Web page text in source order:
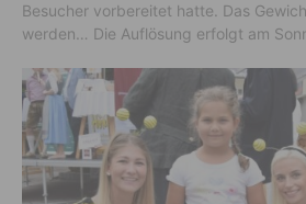
Besucher vorbereitet hatte. Das
werden… Die Auflösung erfolgt am